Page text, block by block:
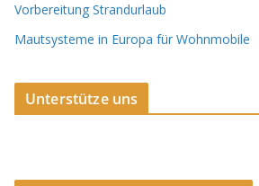
Vorbereitung Strandurlaub
Mautsysteme in Europa für Wohnmobile
Unterstütze uns